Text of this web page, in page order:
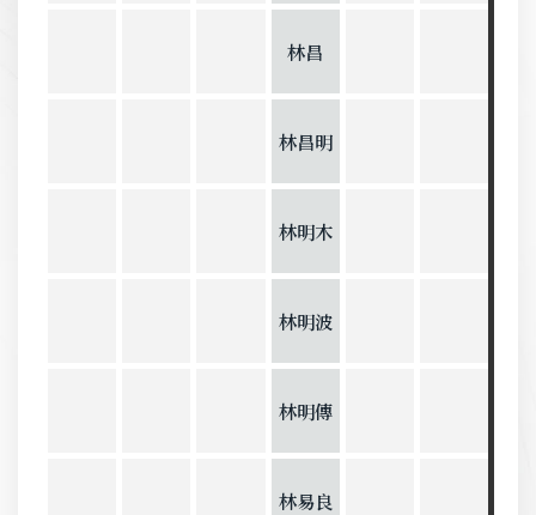
林昌
林昌明
林明木
林明波
林明傳
林易良